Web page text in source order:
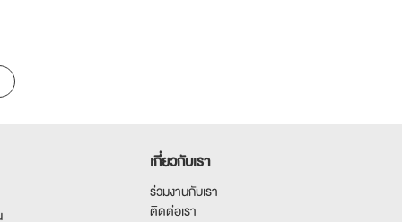
เกี่ยวกับเรา
ร่วมงานกับเรา
ติดต่อเรา